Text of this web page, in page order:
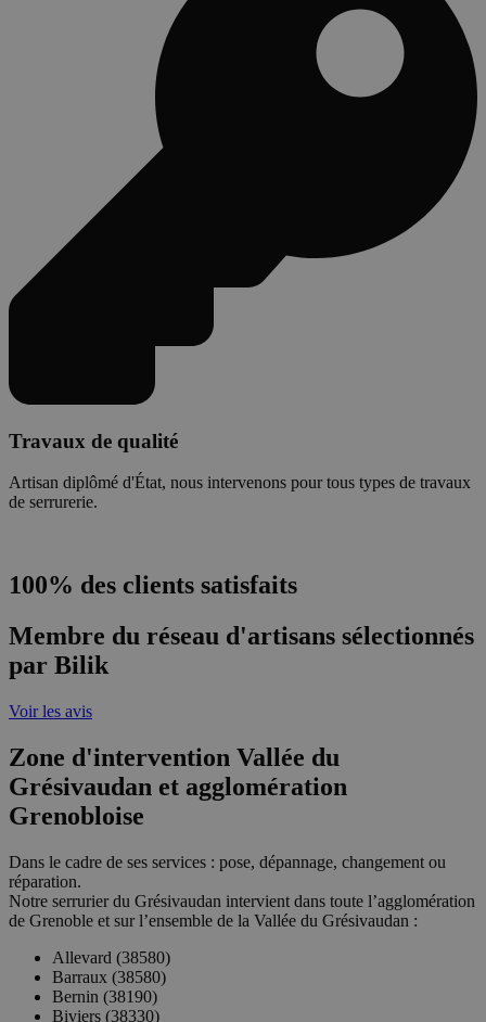
Travaux de qualité
Artisan diplômé d'État, nous intervenons pour tous types de travaux
de serrurerie.
100% des clients satisfaits
Membre du réseau d'artisans sélectionnés
par Bilik
Voir les avis
Zone d'intervention Vallée du
Grésivaudan et agglomération
Grenobloise
Dans le cadre de ses services : pose, dépannage, changement ou
réparation.
Notre serrurier du Grésivaudan intervient dans toute l’agglomération
de Grenoble et sur l’ensemble de la Vallée du Grésivaudan :
Allevard (38580)
Barraux (38580)
Bernin (38190)
Biviers (38330)